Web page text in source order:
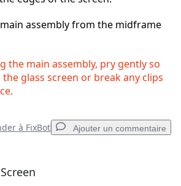
assembly from the midframe
the main assembly, pry gently so
glass screen or break any clips
à FixBot Ajouter un commentaire
Ajouter un commentaire